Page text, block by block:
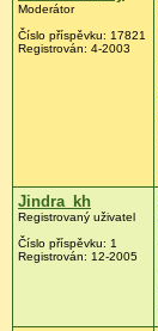
Moderátor
Číslo příspěvku: 17821
Registrován: 4-2003
Jindra_kh
Registrovaný uživatel
Číslo příspěvku: 1
Registrován: 12-2005